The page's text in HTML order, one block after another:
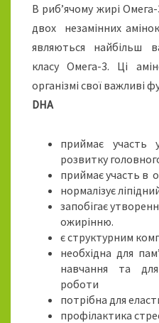
В риб’ячому жирі
двох незамінних
являються найбільш
класу Омега-3. Ці
організмі свої важливі
DHA
приймає участь
розвитку
приймає участь в
нормалізує
запобігає
ожирінню.
є структурним
необхідна для
навчання та
роботи
потрібна для
профілактика